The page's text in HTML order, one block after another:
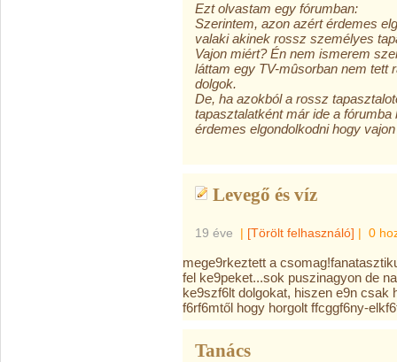
Ezt olvastam egy fórumban:
Szerintem, azon azért érdemes
valaki akinek rossz személyes
Vajon miért? Én nem ismerem
láttam egy TV-mûsorban nem
dolgok.
De, ha azokból a rossz
tapasztalatként már ide a
érdemes elgondolkodni hogy
Levegő és víz
19 éve | [Törölt felhasználó] | 0
mege9rkeztett a
fel ke9peket...sok puszinagyon de
ke9szf6lt dolgokat, hiszen e9n
f6rf6mtől hogy horgolt ffcggf6ny-
Tanács